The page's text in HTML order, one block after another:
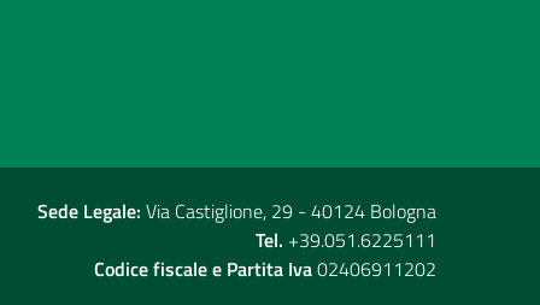
Sede Legale: Via Castiglione, 29 - 40124 Bologna
Tel. +39.051.6225111
Codice fiscale e Partita Iva02406911202